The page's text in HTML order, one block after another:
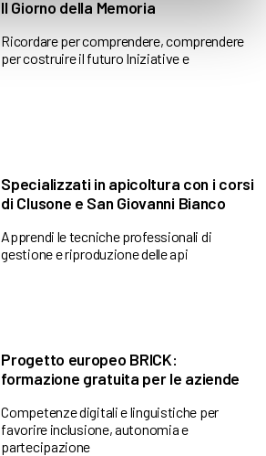
Il Giorno della Memoria
Ricordare per comprendere, comprendere
per costruire il futuro Iniziative e
Specializzati in apicoltura con i corsi
di Clusone e San Giovanni Bianco
Apprendi le tecniche professionali di
gestione e riproduzione delle api
Progetto europeo BRICK:
formazione gratuita per le aziende
Competenze digitali e linguistiche per
favorire inclusione, autonomia e
partecipazione